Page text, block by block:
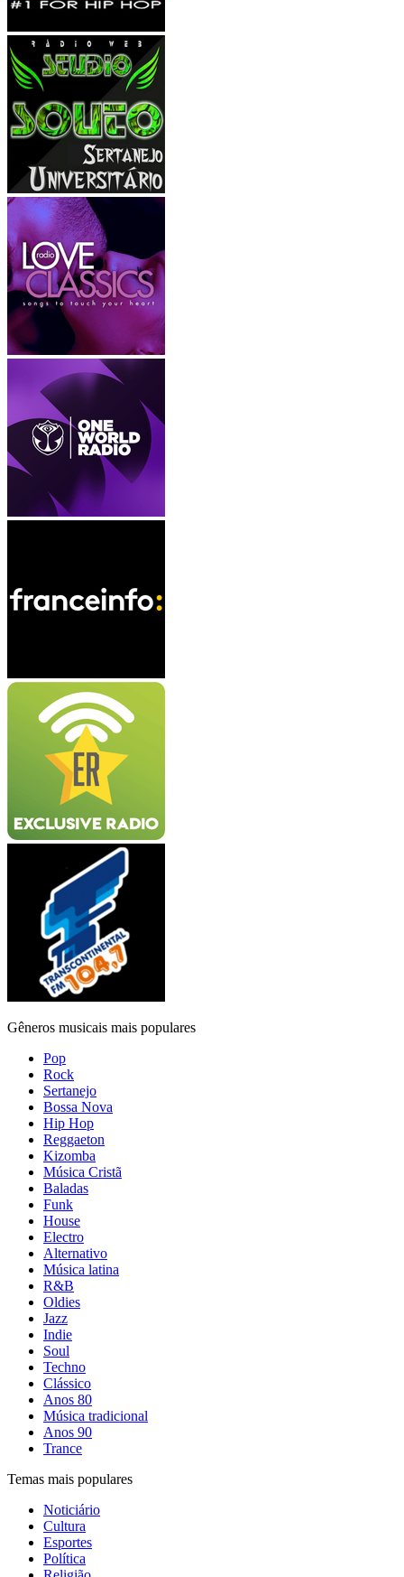
Gêneros musicais mais populares
Pop
Rock
Sertanejo
Bossa Nova
Hip Hop
Reggaeton
Kizomba
Música Cristã
Baladas
Funk
House
Electro
Alternativo
Música latina
R&B
Oldies
Jazz
Indie
Soul
Techno
Clássico
Anos 80
Música tradicional
Anos 90
Trance
Temas mais populares
Noticiário
Cultura
Esportes
Política